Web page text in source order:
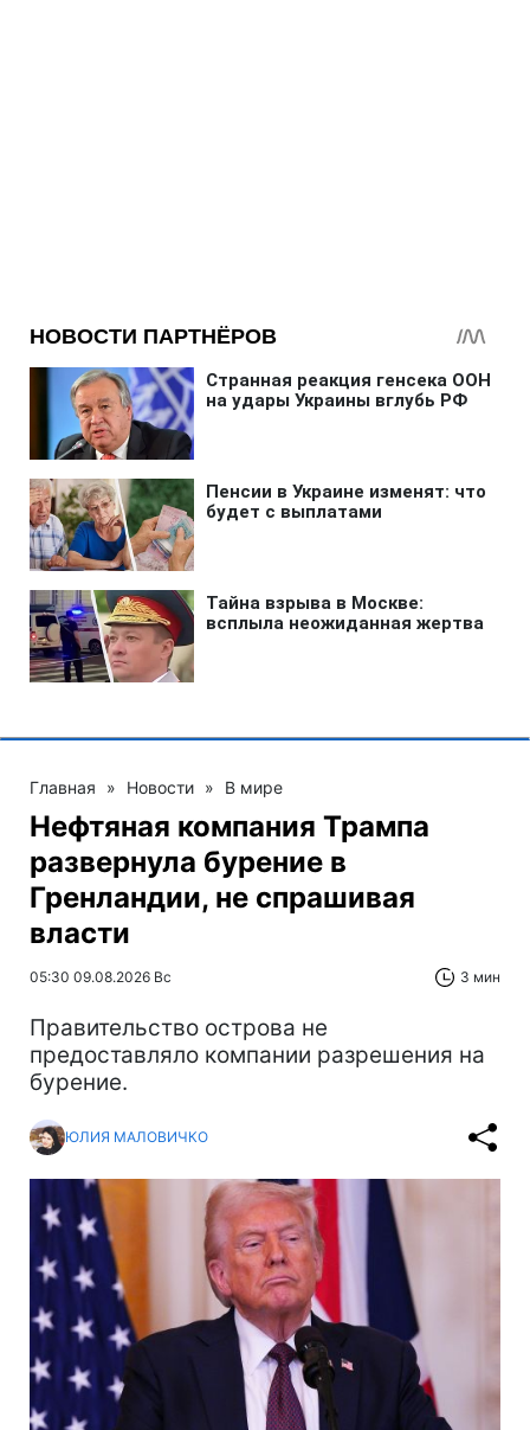
Главная » Новости » В мире
Нефтяная компания Трампа
развернула бурение в
Гренландии, не спрашивая
власти
05:30 09.08.2026 Вс 3 мин
Правительство острова не
предоставляло компании разрешения на
бурение.
ЮЛИЯ МАЛОВИЧКО